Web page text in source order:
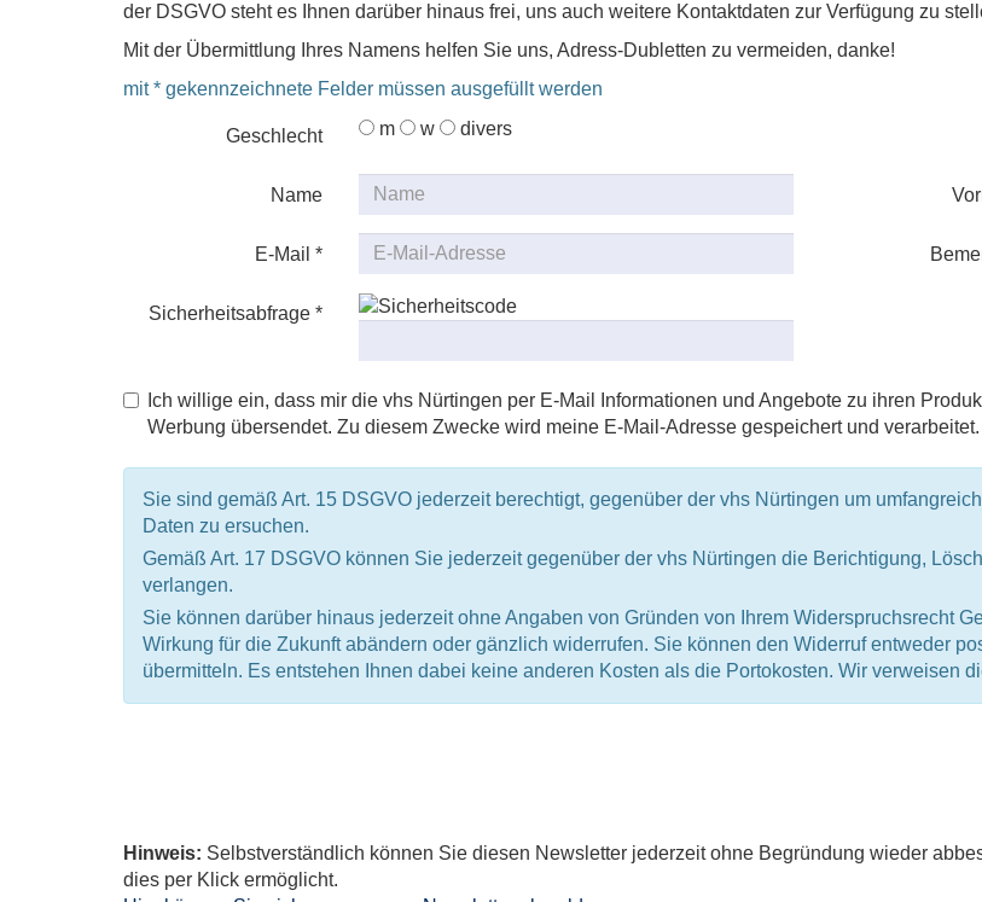
der DSGVO steht es Ihnen darüber hinaus frei, uns auch weitere Kontaktdaten zur Verfügung zu
Mit der Übermittlung Ihres Namens helfen Sie uns, Adress-Dubletten zu vermeiden, danke!
mit * gekennzeichnete Felder müssen ausgefüllt werden
Geschlecht m w divers
Name
E-Mail *
Sicherheitsabfrage *
Ich willige ein, dass mir die vhs Nürtingen per E-Mail Informationen und Angebote zu ihren
Werbung übersendet. Zu diesem Zwecke wird meine E-Mail-Adresse gespeichert und
Sie sind gemäß Art. 15 DSGVO jederzeit berechtigt, gegenüber der vhs Nürtingen um
Daten zu ersuchen.
Gemäß Art. 17 DSGVO können Sie jederzeit gegenüber der vhs Nürtingen die Berichtigung,
verlangen.
Sie können darüber hinaus jederzeit ohne Angaben von Gründen von Ihrem Widerspruchsrecht
Wirkung für die Zukunft abändern oder gänzlich widerrufen. Sie können den Widerruf entweder
übermitteln. Es entstehen Ihnen dabei keine anderen Kosten als die Portokosten. Wir verweisen
Hinweis: Selbstverständlich können Sie diesen Newsletter jederzeit ohne Begründung wieder
dies per Klick ermöglicht.